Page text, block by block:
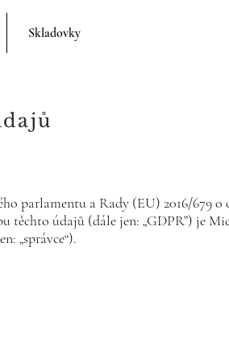
Skladovky
parlamentu a Rady (EU) 2016/679 o
těchto údajů (dále jen: „GDPR”) je
„správce“).